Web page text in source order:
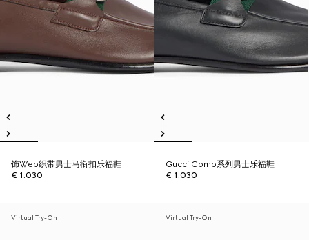
饰Web织带男士马衔扣乐福鞋
€ 1.030
Gucci Como系列男士乐福鞋
€ 1.030
Virtual Try-On Virtual Try-On